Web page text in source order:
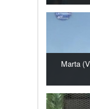
Marta